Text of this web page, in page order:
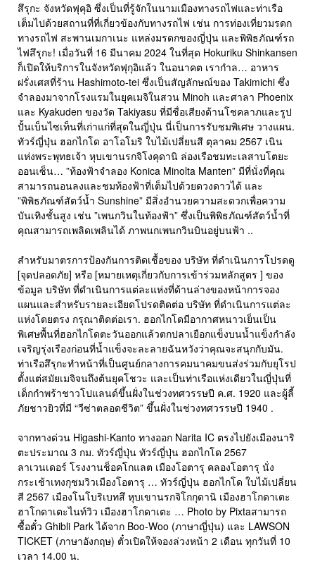
สึรุกะ จังหวัดฟุคุอิ ซึ่งเป็นที่รู้จักในนามเมืองทางรถไฟและท่าเรือ
เต็มไปด้วยสถานที่ที่เกี่ยวข้องกับทางรถไฟ เช่น การท่องเที่ยวมรดก
ทางรถไฟ สะพานเมกาเนะ แหล่งมรดกของญี่ปุ่น และพิพิธภัณฑ์รถ
ไฟสึรุกะ! เมื่อวันที่ 16 มีนาคม 2024 ในที่สุด Hokuriku Shinkansen
ก็เปิดให้บริการในจังหวัดฟุกุอิแล้ว ในอนาคต เรากำล… อาหาร
ฝรั่งเศสที่ร้าน Hashimoto-tei ซึ่งเป็นสัญลักษณ์ของ Takimichi ซึ่ง
จำลองมาจากโรงแรมในยุคเมจิในสวน Minoh และศาลา Phoenix
และ Kyakuden ของวัด Takiyasu ที่มีชื่อเสียงด้านโชคลาภและรูป
ปั้นเบ็นไซเท็นที่เก่าแก่ที่สุดในญี่ปุ่น นี่เป็นการรับชมพิเศษ วางแผน.
ทัวร์ญี่ปุ่น ฮอกไกโด อาโอโมริ ใบไม้เปลี่ยนสี ตุลาคม 2567 เนิน
แห่งพระพุทธเจ้า หุบเขานรกจิโงคุดานิ ล่องเรือชมทะเลสาบโตยะ
ออนเซ็น… ”ท้องฟ้าจำลอง Konica Minolta Manten” มีที่นั่งที่คุณ
สามารถนอนลงและชมท้องฟ้าที่เต็มไปด้วยดวงดาวได้ และ
”พิพิธภัณฑ์สัตว์น้ำ Sunshine” มีสิ่งอำนวยความสะดวกเพื่อความ
บันเทิงชั้นสูง เช่น ”เพนกวินในท้องฟ้า” ซึ่งเป็นพิพิธภัณฑ์สัตว์น้ำที่
คุณสามารถเพลิดเพลินได้ ภาพนกเพนกวินบินอยู่บนฟ้า ..
สำหรับมาตรการป้องกันการติดเชื้อของ บริษัท ที่ดำเนินการโปรดดู
[จุดปลอดภัย] หรือ [หมายเหตุเกี่ยวกับการเข้าร่วมหลักสูตร ] ของ
ข้อมูล บริษัท ที่ดำเนินการแต่ละแห่งที่ด้านล่างของหน้าการจอง
แผนและสำหรับรายละเอียดโปรดติดต่อ บริษัท ที่ดำเนินการแต่ละ
แห่งโดยตรง กรุณาติดต่อเรา. ฮอกไกโดมีอากาศหนาวเย็นเป็น
พิเศษพื้นที่ฮอกไกโดตะวันออกแล้วตกปลาเยือกแข็งบนน้ำแข็งกำลัง
เจริญรุ่งเรืองก่อนที่น้ำแข็งจะละลายฉันหวังว่าคุณจะสนุกกับมัน.
ท่าเรือสึรุกะทำหน้าที่เป็นศูนย์กลางการคมนาคมขนส่งร่วมกับยุโรป
ตั้งแต่สมัยเมจิจนถึงต้นยุคโชวะ และเป็นท่าเรือแห่งเดียวในญี่ปุ่นที่
เด็กกำพร้าชาวโปแลนด์ขึ้นฝั่งในช่วงทศวรรษปี ค.ศ. 1920 และผู้ลี้
ภัยชาวยิวที่มี “วีซ่าตลอดชีวิต” ขึ้นฝั่งในช่วงทศวรรษปี 1940 .
จากทางด่วน Higashi-Kanto ทางออก Narita IC ตรงไปยังเมืองนาริ
ตะประมาณ 3 กม. ทัวร์ญี่ปุ่น ทัวร์ญี่ปุ่น ฮอกไกโด 2567
ลาเวนเดอร์ โรงงานช็อคโกแลต เมืองโอตารุ คลองโอตารุ นั่ง
กระเช้าเทงกุชมวิวเมืองโอตารุ … ทัวร์ญี่ปุ่น ฮอกไกโด ใบไม้เปลี่ยน
สี 2567 เมืองโนโบริเบทสึ หุบเขานรกจิโกกุดานิ เมืองฮาโกดาเตะ
ฮาโกดาเตะไนท์วิว เมืองฮาโกดาเตะ … Photo by Pixtaสามารถ
ซื้อตั๋ว Ghibli Park ได้จาก Boo-Woo (ภาษาญี่ปุ่น) และ LAWSON
TICKET (ภาษาอังกฤษ) ตั๋วเปิดให้จองล่วงหน้า 2 เดือน ทุกวันที่ 10
เวลา 14.00 น.